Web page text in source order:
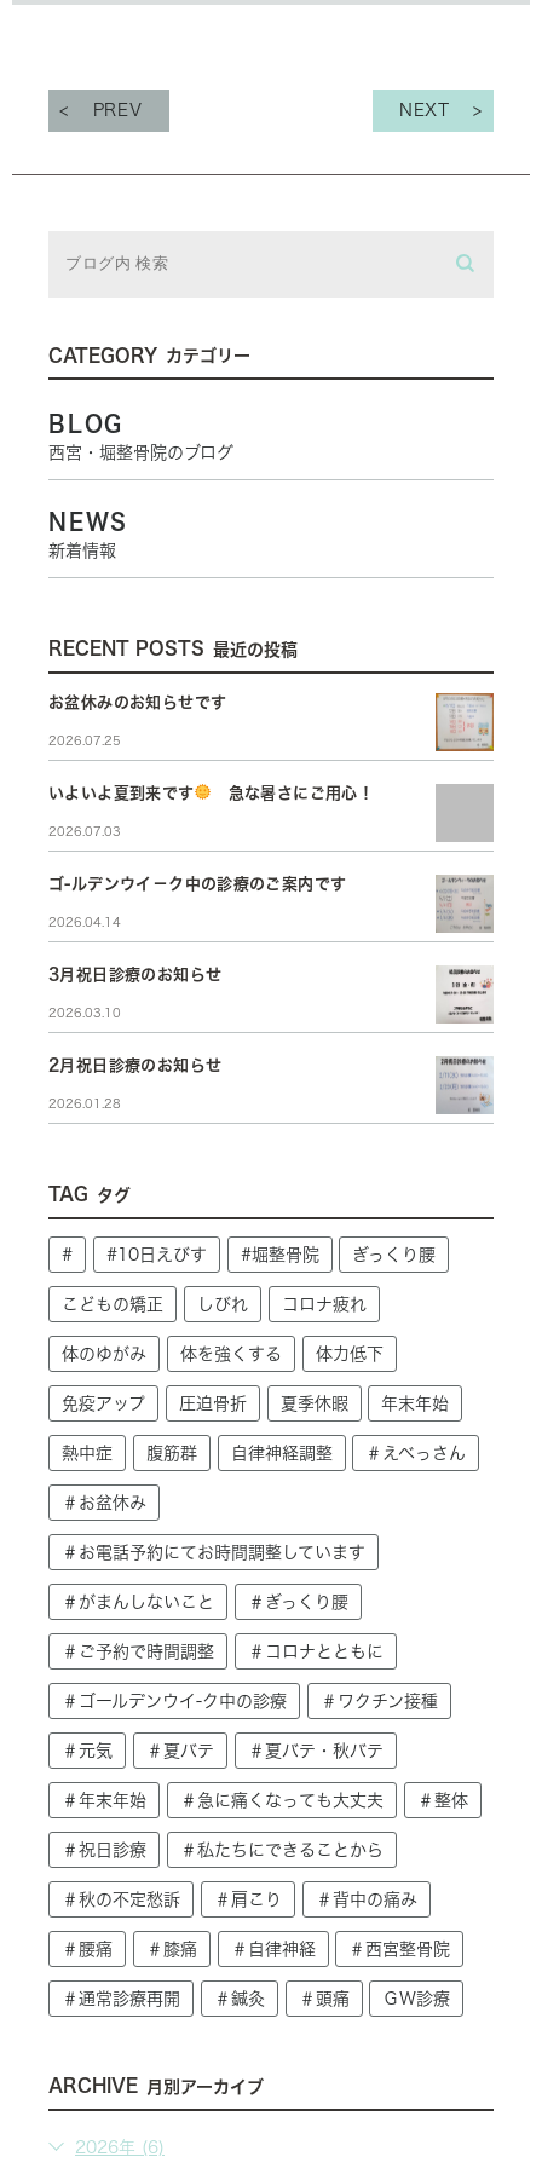
PREV NEXT
CATEGORY カテゴリー
BLOG
西宮・堀整骨院のブログ
NEWS
新着情報
RECENT POSTS 最近の投稿
お盆休みのお知らせです
2026.07.25
いよいよ夏到来です 急な暑さにご用心！
2026.07.03
ゴ-ルデンウイ－ク中の診療のご案内です
2026.04.14
3月祝日診療のお知らせ
2026.03.10
2月祝日診療のお知らせ
2026.01.28
TAG タグ
# #10日えびす #堀整骨院 ぎっくり腰
こどもの矯正 しびれ コロナ疲れ
体のゆがみ 体を強くする 体力低下
免疫アップ 圧迫骨折 夏季休暇 年末年始
熱中症 腹筋群 自律神経調整 ＃えべっさん
＃お盆休み
＃お電話予約にてお時間調整しています
＃がまんしないこと ＃ぎっくり腰
＃ご予約で時間調整 ＃コロナとともに
＃ゴールデンウイ-ク中の診療 ＃ワクチン接種
＃元気 ＃夏バテ ＃夏バテ・秋バテ
＃年末年始 ＃急に痛くなっても大丈夫 ＃整体
＃祝日診療 ＃私たちにできることから
＃秋の不定愁訴 ＃肩こり ＃背中の痛み
＃腰痛 ＃膝痛 ＃自律神経 ＃西宮整骨院
＃通常診療再開 ＃鍼灸 ＃頭痛 ＧＷ診療
ARCHIVE 月別アーカイブ
2026年 (6)